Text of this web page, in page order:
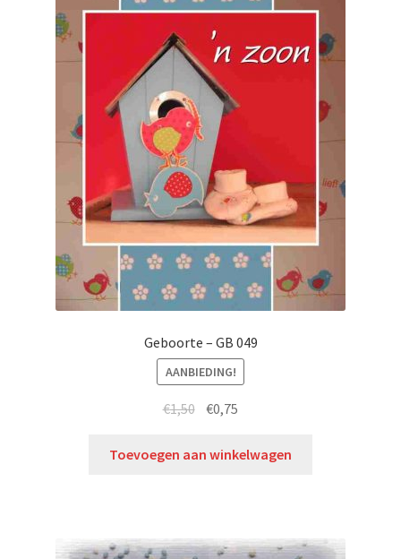
Geboorte – GB 049
AANBIEDING!
€1,50 €0,75
Toevoegen aan winkelwagen